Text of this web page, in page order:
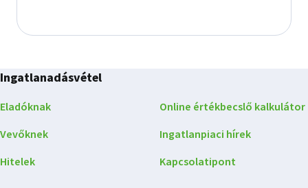
Ingatlanadásvétel
Eladóknak
Vevőknek
Hitelek
Online értékbecslő kalkulátor
Ingatlanpiaci hírek
Kapcsolatipont